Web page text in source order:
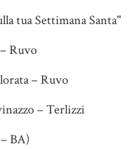
tua Settimana Santa"
Ruvo
– Ruvo
– Terlizzi
BA)